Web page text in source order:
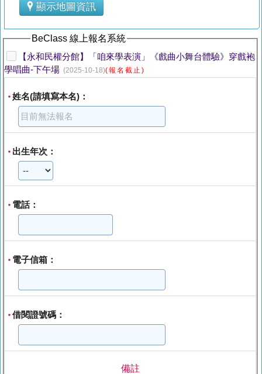
顯示地圖資訊
BeClass 線上報名系統
【永和民權分館】「咱來學表演」《戲曲小舞台體驗》穿戲袍
學唱曲-下午場 (2025-10-18)(報名截止)
* 姓名(請填寫本名)：
* 出生年次：
* 電話：
* 電子信箱：
* 借閱證號碼：
備註